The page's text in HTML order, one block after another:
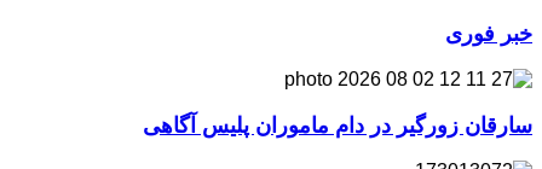
خبر فوری
سارقان زورگیر در دام ماموران پلیس آگاهی